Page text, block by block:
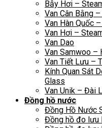
Bẫy Hơi –
Van Cân Bằng
Van Hàn Quốc
Van Hơi –
Van Dao
Van Samwoo –
Van Tiết Lưu –
Kính Quan Sát
Glass
Van Unik – Đài
Đồng hồ nước
Đồng Hồ Nước
Đồng hồ đo lưu